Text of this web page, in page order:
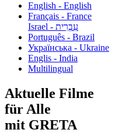
English - English
Français - France
עִבְרִית - Israel
Português - Brazil
Українська - Ukraine
Englis - India
Multilingual
Aktuelle Filme
für Alle
mit GRETA